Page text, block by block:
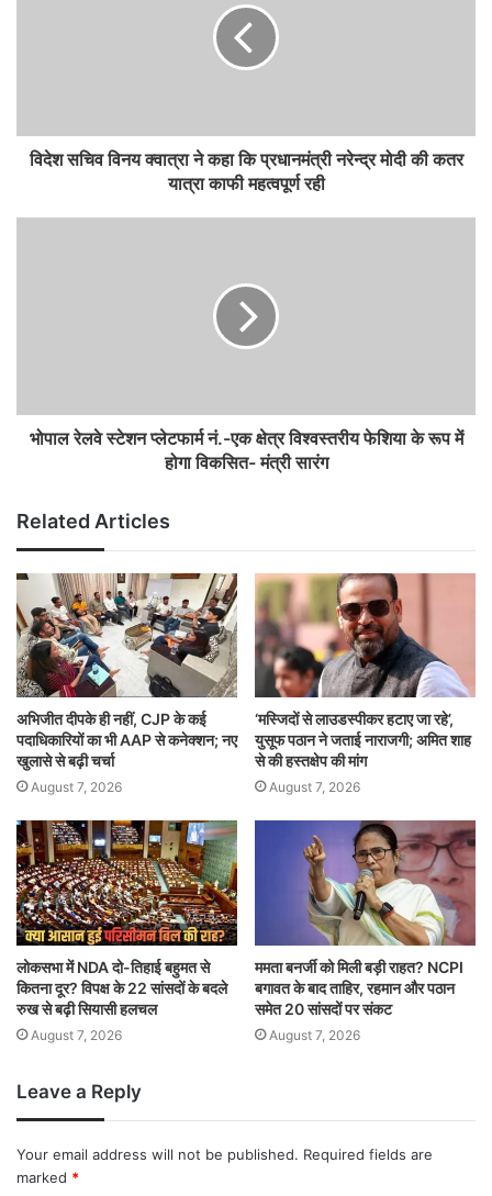
विदेश सचिव विनय क्वात्रा ने कहा कि प्रधानमंत्री नरेन्द्र मोदी की कतर
यात्रा काफी महत्वपूर्ण रही
भोपाल रेलवे स्टेशन प्लेटफार्म नं.-एक क्षेत्र विश्वस्तरीय फेशिया के रूप में
होगा विकसित- मंत्री सारंग
Related Articles
अभिजीत दीपके ही नहीं, CJP के कई
पदाधिकारियों का भी AAP से कनेक्शन; नए
खुलासे से बढ़ी चर्चा
August 7, 2026
‘मस्जिदों से लाउडस्पीकर हटाए जा रहे’,
युसूफ पठान ने जताई नाराजगी; अमित शाह
से की हस्तक्षेप की मांग
August 7, 2026
लोकसभा में NDA दो-तिहाई बहुमत से
कितना दूर? विपक्ष के 22 सांसदों के बदले
रुख से बढ़ी सियासी हलचल
August 7, 2026
ममता बनर्जी को मिली बड़ी राहत? NCPI
बगावत के बाद ताहिर, रहमान और पठान
समेत 20 सांसदों पर संकट
August 7, 2026
Leave a Reply
Your email address will not be published. Required fields are
marked *